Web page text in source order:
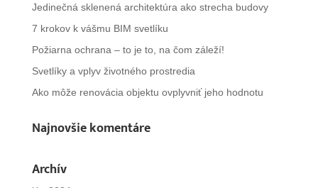
Jedinečná sklenená architektúra ako strecha budovy
7 krokov k vášmu BIM svetlíku
Požiarna ochrana – to je to, na čom záleží!
Svetlíky a vplyv životného prostredia
Ako môže renovácia objektu ovplyvniť jeho hodnotu
Najnovšie komentáre
Archív